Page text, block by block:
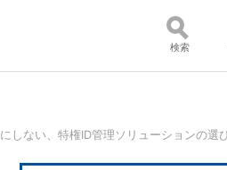
コンテンツ：
検索